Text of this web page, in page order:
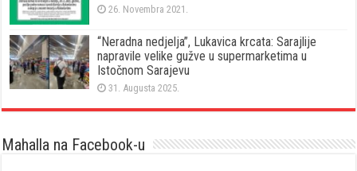
26. Novembra 2021.
“Neradna nedjelja”, Lukavica krcata: Sarajlije
napravile velike gužve u supermarketima u
Istočnom Sarajevu
31. Augusta 2025.
Mahalla na Facebook-u